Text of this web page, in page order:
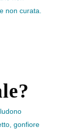
non curata.
gonfiore